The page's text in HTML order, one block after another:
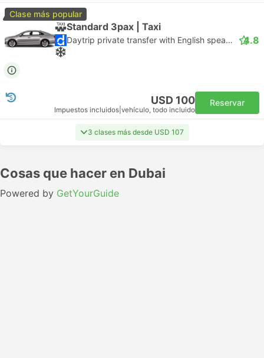
Clase más popular
Standard 3pax | Taxi
Daytrip private transfer with English speaking driver 4.8
USD 100
Impuestos incluidos vehículo, todo incluido
Reservar
3 clases más desde USD 107
Cosas que hacer en Dubai
Powered by GetYourGuide